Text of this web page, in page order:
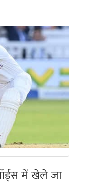
में खेले जा